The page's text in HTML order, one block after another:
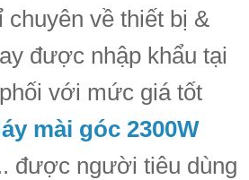
chuyên về thiết bị &
được nhập khẩu tại
với mức giá tốt
mài góc 2300W
được người tiêu dùng